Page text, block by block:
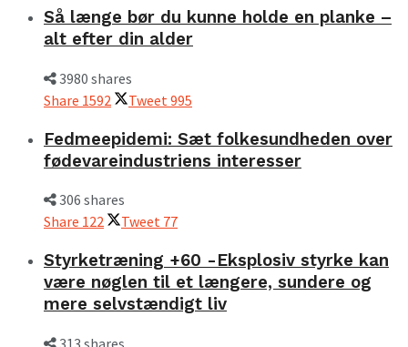
Så længe bør du kunne holde en planke –
alt efter din alder
3980 shares
Share 1592 Tweet 995
Fedmeepidemi: Sæt folkesundheden over
fødevareindustriens interesser
306 shares
Share 122 Tweet 77
Styrketræning +60 -Eksplosiv styrke kan
være nøglen til et længere, sundere og
mere selvstændigt liv
313 shares